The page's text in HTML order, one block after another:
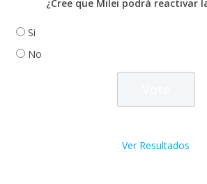
¿Cree que Milei podrá reactivar
Si
No
Ver Resultados